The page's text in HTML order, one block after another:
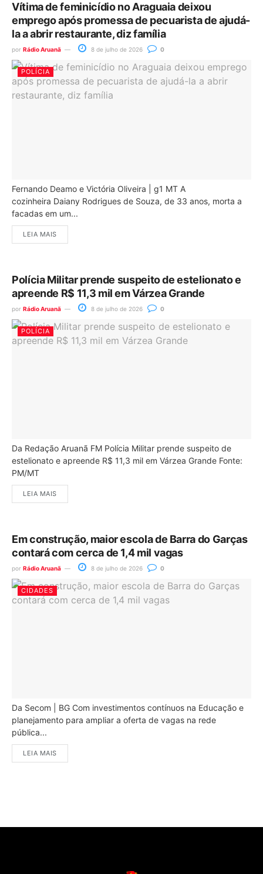
Vítima de feminicídio no Araguaia deixou
emprego após promessa de pecuarista de ajudá-
la a abrir restaurante, diz família
por Rádio Aruanã 8 de julho de 2026 0
POLÍCIA
Fernando Deamo e Victória Oliveira | g1 MT A
cozinheira Daiany Rodrigues de Souza, de 33 anos, morta a
facadas em um...
LEIA MAIS
Polícia Militar prende suspeito de estelionato e
apreende R$ 11,3 mil em Várzea Grande
por Rádio Aruanã 8 de julho de 2026 0
POLÍCIA
Da Redação Aruanã FM Polícia Militar prende suspeito de
estelionato e apreende R$ 11,3 mil em Várzea Grande Fonte:
PM/MT
LEIA MAIS
Em construção, maior escola de Barra do Garças
contará com cerca de 1,4 mil vagas
por Rádio Aruanã 8 de julho de 2026 0
CIDADES
Da Secom | BG Com investimentos contínuos na Educação e
planejamento para ampliar a oferta de vagas na rede
pública...
LEIA MAIS